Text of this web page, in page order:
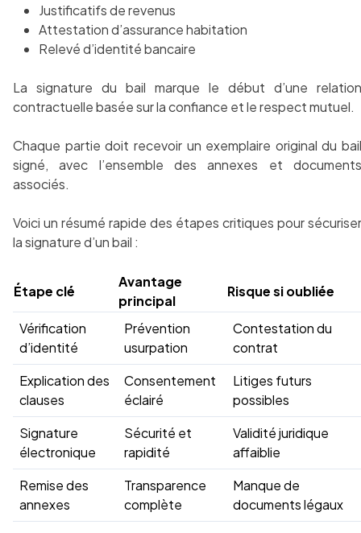
Justificatifs de revenus
Attestation d’assurance habitation
Relevé d’identité bancaire
La signature du bail marque le début d’une relation
contractuelle basée sur la confiance et le respect mutuel.
Chaque partie doit recevoir un exemplaire original du bail
signé, avec l’ensemble des annexes et documents
associés.
Voici un résumé rapide des étapes critiques pour sécuriser
la signature d’un bail :
Étape clé
Avantage
principal
Risque si oubliée
Vérification
d’identité
Prévention
usurpation
Contestation du
contrat
Explication des
clauses
Consentement
éclairé
Litiges futurs
possibles
Signature
électronique
Sécurité et
rapidité
Validité juridique
affaiblie
Remise des
annexes
Transparence
complète
Manque de
documents légaux